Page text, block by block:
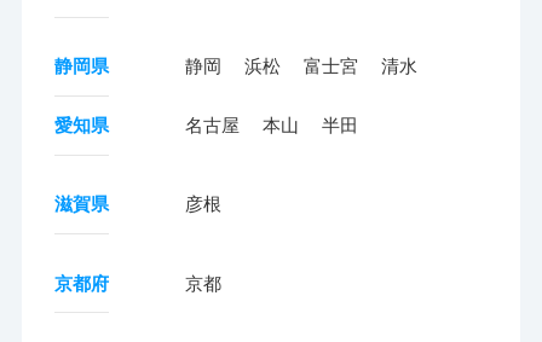
静岡県 静岡 浜松 富士宮 清水
愛知県 名古屋 本山 半田
滋賀県 彦根
京都府 京都